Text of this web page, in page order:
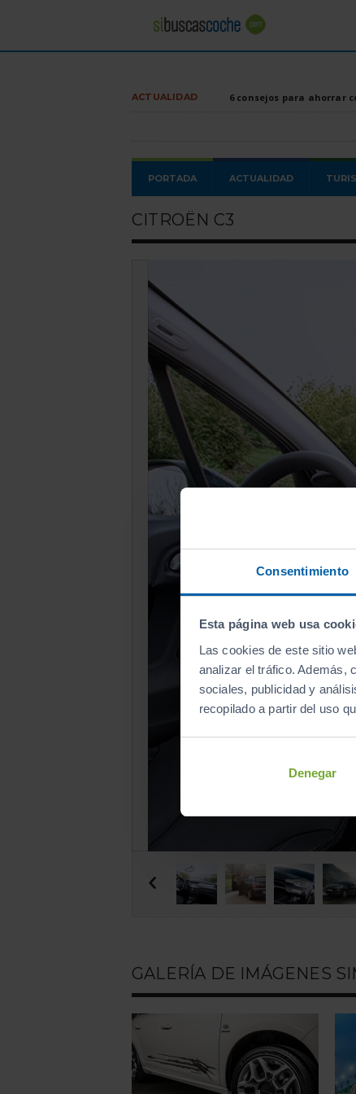
Consentimiento
Esta página web usa
Las cookies de este sitio
analizar el tráfico. Además,
sociales, publicidad y
recopilado a partir del uso
Denegar
ACTUALIDAD 6 consejos para ahorrar
PORTADA ACTUALIDAD
CITROËN C3

GALERÍA DE IMÁGENES